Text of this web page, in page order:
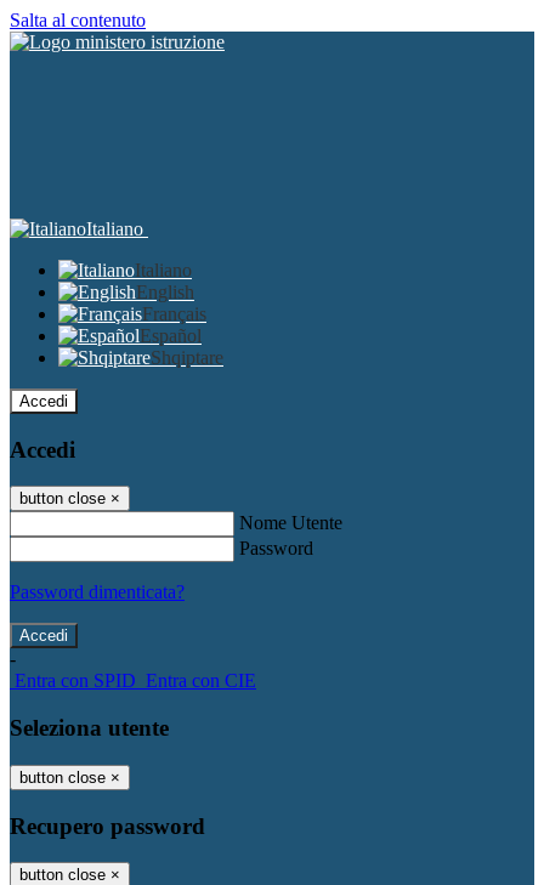
Salta al contenuto
Italiano
Italiano
English
Français
Español
Shqiptare
Accedi
Accedi
button close ×
Nome Utente
Password
Password dimenticata?
-
Entra con SPID Entra con CIE
Seleziona utente
button close ×
Recupero password
button close ×